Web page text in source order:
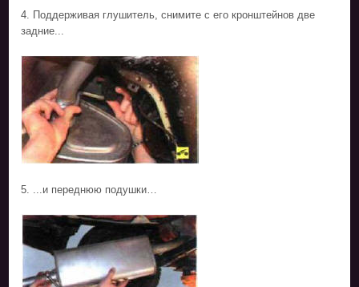
4. Поддерживая глушитель, снимите с его кронштейнов две
задние...
5. ...и переднюю подушки…